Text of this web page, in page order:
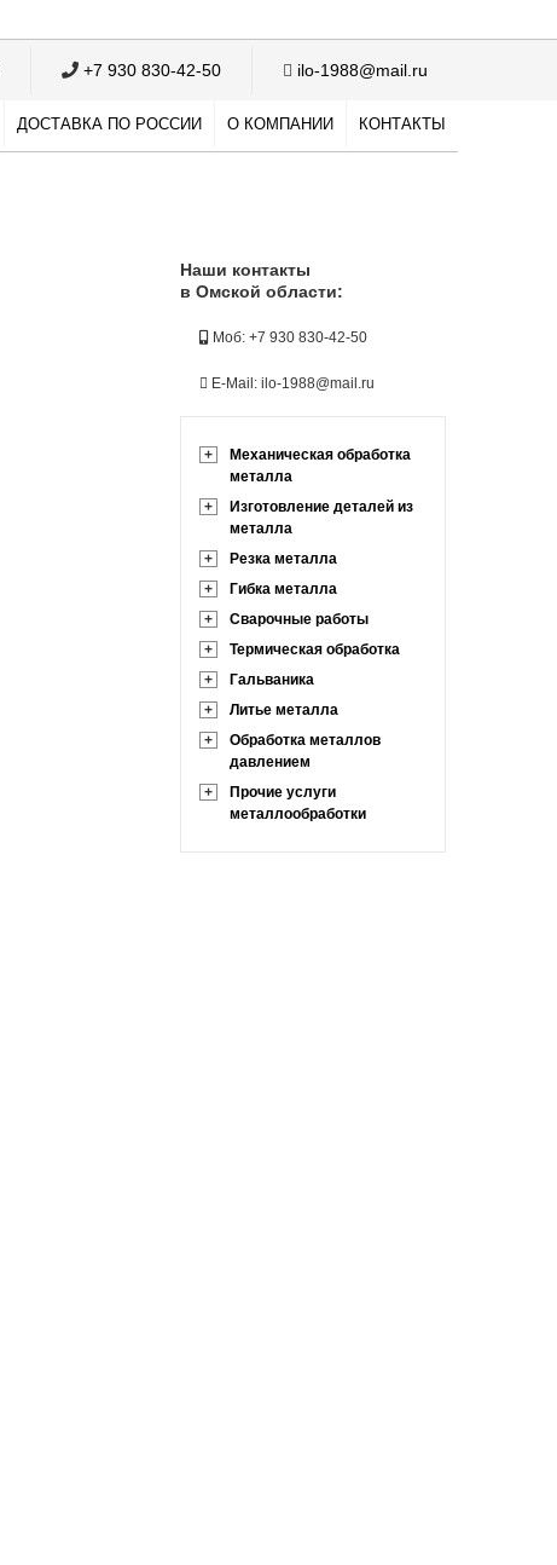
+7 930 830-42-50 ilo-1988@mail.ru
ДОСТАВКА ПО РОССИИ О КОМПАНИИ КОНТАКТЫ
Наши контакты
в Омской области:
Моб: +7 930 830-42-50
E-Mail: ilo-1988@mail.ru
+
Механическая обработка
металла
+
Изготовление деталей из
металла
+
Резка металла
+
Гибка металла
+
Сварочные работы
+
Термическая обработка
+
Гальваника
+
Литье металла
+
Обработка металлов
давлением
+
Прочие услуги
металлообработки